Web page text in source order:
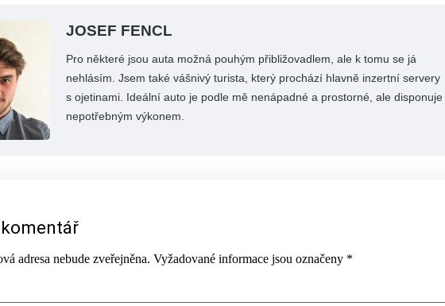
JOSEF FENCL
Pro některé jsou auta možná pouhým přibližovadlem, ale k tomu se já
nehlásím. Jsem také vášnivý turista, který prochází hlavně inzertní servery
s ojetinami. Ideální auto je podle mě nenápadné a prostorné, ale disponuje
nepotřebným výkonem.
adresa nebude zveřejněna. Vyžadované informace jsou označeny *